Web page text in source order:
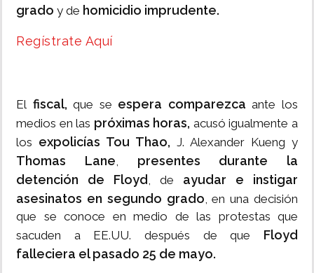
grado y de homicidio imprudente.
Regístrate Aquí
El fiscal, que se espera comparezca ante los
medios en las próximas horas, acusó igualmente a
los expolicías Tou Thao, J. Alexander Kueng y
Thomas Lane, presentes durante la
detención de Floyd , ​​de ayudar e instigar
asesinatos en segundo grado, en una decisión
que se conoce en medio de las protestas que
sacuden a EE.UU. después de que Floyd
falleciera el pasado 25 de mayo.